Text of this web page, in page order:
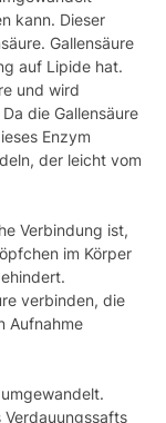
kann. Dieser
Gallensäure
auf Lipide hat.
und wird
die Gallensäure
Enzym
der leicht vom
Verbindung ist,
im Körper
verbinden, die
Aufnahme